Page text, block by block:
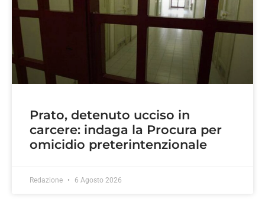
Prato, detenuto ucciso in
carcere: indaga la Procura per
omicidio preterintenzionale
Redazione 6 Agosto 2026